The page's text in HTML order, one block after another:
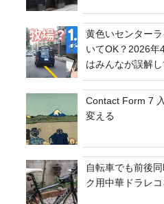
黄色いセンター
いてOK？2026年
はみんなが誤解
Contact Form 7
変える
自転車でも前後
ク用中華ドラレ